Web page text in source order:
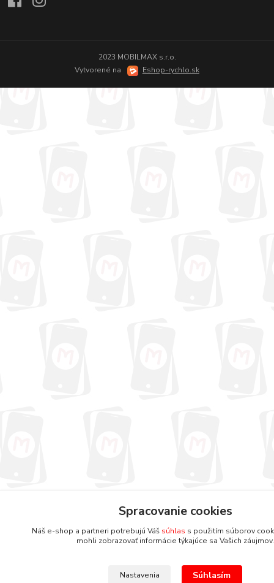
2023 MOBILMAX s.r.o.
Vytvorené na
Eshop-rychlo.sk
Spracovanie cookies
Náš e-shop a partneri potrebujú Váš súhlas s použitím súborov
mohli zobrazovať informácie týkajúce sa Vašich záujmov.
Nastavenia Súhlasím